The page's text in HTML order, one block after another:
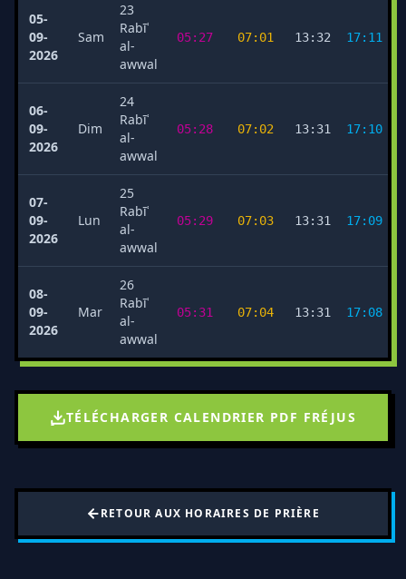
05-
09-
2026
Sam
23
Rabīʿ
al-
awwal
05:27 07:01 13:32 17:11
06-
09-
2026
Dim
24
Rabīʿ
al-
awwal
05:28 07:02 13:31 17:10
07-
09-
2026
Lun
25
Rabīʿ
al-
awwal
05:29 07:03 13:31 17:09
08-
09-
2026
Mar
26
Rabīʿ
al-
awwal
05:31 07:04 13:31 17:08
TÉLÉCHARGER CALENDRIER PDF FRÉJUS
RETOUR AUX HORAIRES DE PRIÈRE